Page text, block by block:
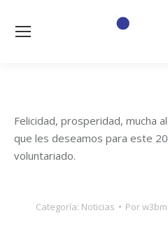
Felicidad, prosperidad, mucha
que les deseamos para este
voluntariado.
Categoría: Noticias Por